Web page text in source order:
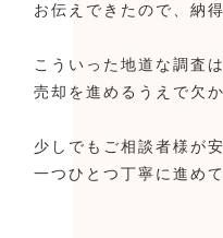
お伝えできたので、納
こういった地道な調査
売却を進めるうえで欠
少しでもご相談者様が
一つひとつ丁寧に進め